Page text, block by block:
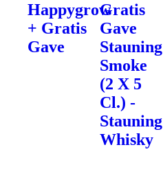
Happygrow
+ Gratis
Gave
Gratis
Gave
Stauning
Smoke
(2 X 5
Cl.) -
Stauning
Whisky